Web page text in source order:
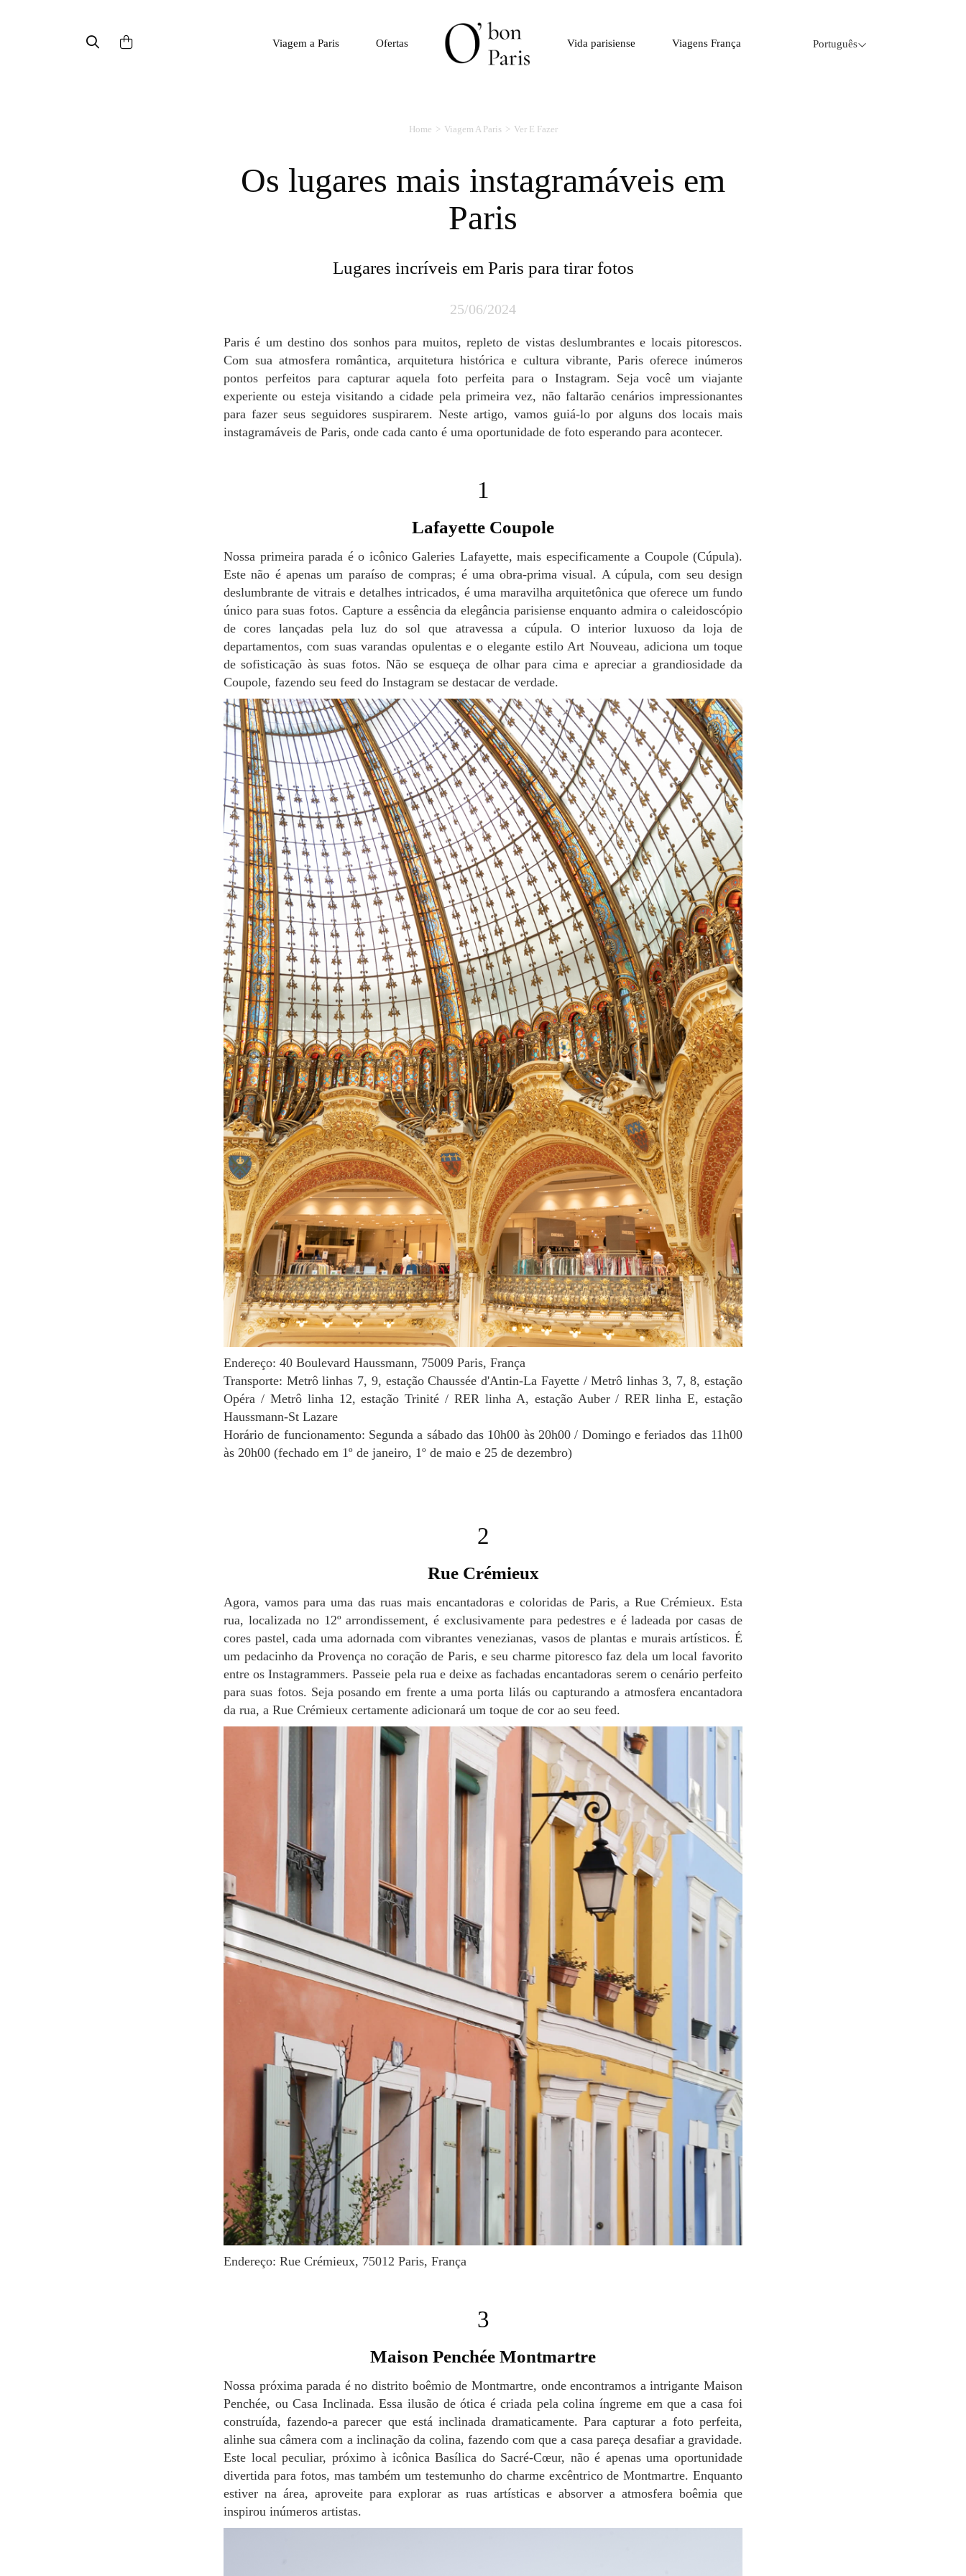
Viagem a Paris Ofertas Vida parisiense Viagens França Português
Home Viagem A Paris Ver E Fazer
Os lugares mais instagramáveis em
Paris
Lugares incríveis em Paris para tirar fotos
25/06/2024
Paris é um destino dos sonhos para muitos, repleto de vistas deslumbrantes e locais pitorescos.
Com sua atmosfera romântica, arquitetura histórica e cultura vibrante, Paris oferece inúmeros
pontos perfeitos para capturar aquela foto perfeita para o Instagram. Seja você um viajante
experiente ou esteja visitando a cidade pela primeira vez, não faltarão cenários impressionantes
para fazer seus seguidores suspirarem. Neste artigo, vamos guiá-lo por alguns dos locais mais
instagramáveis de Paris, onde cada canto é uma oportunidade de foto esperando para acontecer.
1
Lafayette Coupole
Nossa primeira parada é o icônico Galeries Lafayette, mais especificamente a Coupole (Cúpula).
Este não é apenas um paraíso de compras; é uma obra-prima visual. A cúpula, com seu design
deslumbrante de vitrais e detalhes intricados, é uma maravilha arquitetônica que oferece um fundo
único para suas fotos. Capture a essência da elegância parisiense enquanto admira o caleidoscópio
de cores lançadas pela luz do sol que atravessa a cúpula. O interior luxuoso da loja de
departamentos, com suas varandas opulentas e o elegante estilo Art Nouveau, adiciona um toque
de sofisticação às suas fotos. Não se esqueça de olhar para cima e apreciar a grandiosidade da
Coupole, fazendo seu feed do Instagram se destacar de verdade.
Endereço: 40 Boulevard Haussmann, 75009 Paris, França
Transporte: Metrô linhas 7, 9, estação Chaussée d'Antin-La Fayette / Metrô linhas 3, 7, 8, estação
Opéra / Metrô linha 12, estação Trinité / RER linha A, estação Auber / RER linha E, estação
Haussmann-St Lazare
Horário de funcionamento: Segunda a sábado das 10h00 às 20h00 / Domingo e feriados das 11h00
às 20h00 (fechado em 1º de janeiro, 1º de maio e 25 de dezembro)
2
Rue Crémieux
Agora, vamos para uma das ruas mais encantadoras e coloridas de Paris, a Rue Crémieux. Esta
rua, localizada no 12º arrondissement, é exclusivamente para pedestres e é ladeada por casas de
cores pastel, cada uma adornada com vibrantes venezianas, vasos de plantas e murais artísticos. É
um pedacinho da Provença no coração de Paris, e seu charme pitoresco faz dela um local favorito
entre os Instagrammers. Passeie pela rua e deixe as fachadas encantadoras serem o cenário perfeito
para suas fotos. Seja posando em frente a uma porta lilás ou capturando a atmosfera encantadora
da rua, a Rue Crémieux certamente adicionará um toque de cor ao seu feed.
Endereço: Rue Crémieux, 75012 Paris, França
3
Maison Penchée Montmartre
Nossa próxima parada é no distrito boêmio de Montmartre, onde encontramos a intrigante Maison
Penchée, ou Casa Inclinada. Essa ilusão de ótica é criada pela colina íngreme em que a casa foi
construída, fazendo-a parecer que está inclinada dramaticamente. Para capturar a foto perfeita,
alinhe sua câmera com a inclinação da colina, fazendo com que a casa pareça desafiar a gravidade.
Este local peculiar, próximo à icônica Basílica do Sacré-Cœur, não é apenas uma oportunidade
divertida para fotos, mas também um testemunho do charme excêntrico de Montmartre. Enquanto
estiver na área, aproveite para explorar as ruas artísticas e absorver a atmosfera boêmia que
inspirou inúmeros artistas.